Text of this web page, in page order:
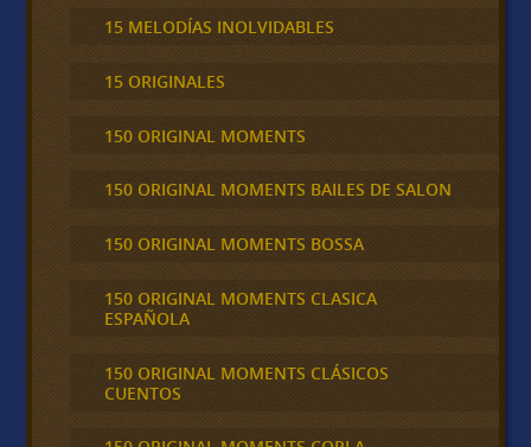
15 MELODÍAS INOLVIDABLES
15 ORIGINALES
150 ORIGINAL MOMENTS
150 ORIGINAL MOMENTS BAILES DE SALON
150 ORIGINAL MOMENTS BOSSA
150 ORIGINAL MOMENTS CLASICA
ESPAÑOLA
150 ORIGINAL MOMENTS CLÁSICOS
CUENTOS